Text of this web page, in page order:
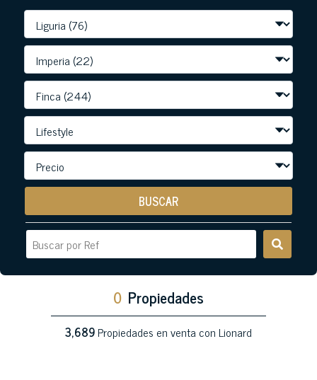
BUSCAR
0 Propiedades
3,689Propiedades en venta con Lionard